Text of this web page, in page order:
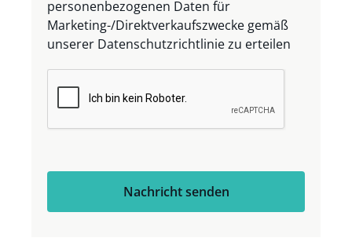
personenbezogenen Daten für
Marketing-/Direktverkaufszwecke gemäß
unserer Datenschutzrichtlinie zu erteilen
Nachricht senden